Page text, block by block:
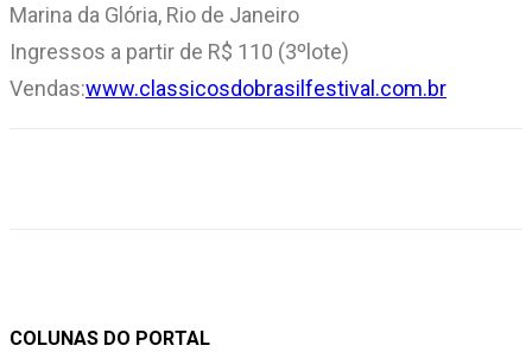
Marina da Glória, Rio de Janeiro
Ingressos a partir de R$ 110 (3ºlote)
Vendas:www.classicosdobrasilfestival.com.br
COLUNAS DO PORTAL